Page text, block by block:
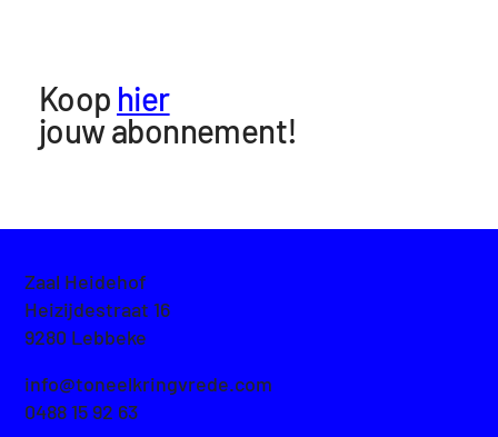
Koop hier
jouw abonnement!
Zaal Heidehof
Heizijdestraat 16
info@toneelkringvrede.com
9280 Lebbeke
0488 15 92 63